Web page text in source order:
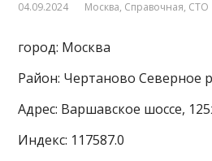
04.09.2024 Москва, Справочная, СТО
город: Москва
Район: Чертаново Северное
Адрес: Варшавское шоссе,
Индекс: 117587.0